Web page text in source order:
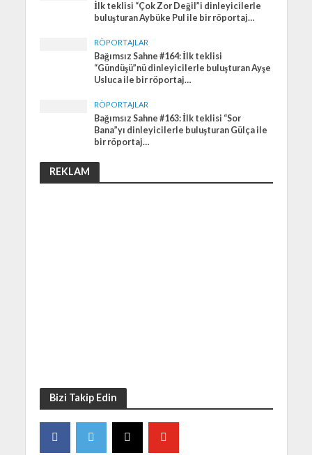
İlk teklisi “Çok Zor Değil”i dinleyicilerle
buluşturan Aybüke Pul ile bir röportaj…
RÖPORTAJLAR
Bağımsız Sahne #164: İlk teklisi
“Gündüşü”nü dinleyicilerle buluşturan Ayşe
Usluca ile bir röportaj…
RÖPORTAJLAR
Bağımsız Sahne #163: İlk teklisi “Sor
Bana”yı dinleyicilerle buluşturan Gülça ile
bir röportaj…
REKLAM
Bizi Takip Edin